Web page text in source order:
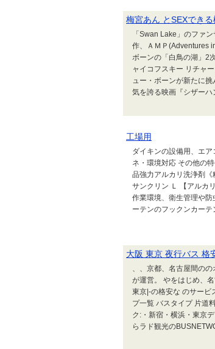
梅宮あん とSEXでき
「Swan Lake」のファ
作、ＡＭＰ(Adventures
ボーンの「白鳥の湖」2
ャイコフスキー リチャ
ュー・ボーンが新たに
気を誇る映画『シザーハ
工場用
ダイキンの設備用、エ
ネ・環境対応 その他の
品強力アルカリ洗浄剤
サンクリン Ｌ 【アルカ
作業環境、衛生管理や
ーテンのフックンカー
大阪 東京 夜行バス 格
、、京都、名古屋間の
が運営。 やをはじめ、
東京|-の格安な のサービ
プ一覧 バスタイプ 片道
ク:・新宿・横浜・東京
らラド観光の